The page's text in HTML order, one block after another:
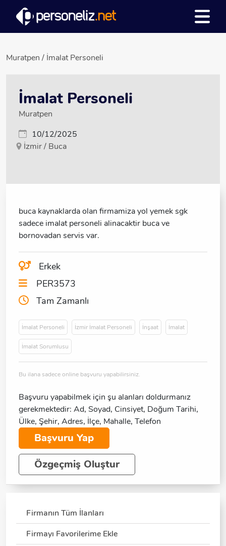
Muratpen / İmalat Personeli
İmalat Personeli
Muratpen
10/12/2025
İzmir / Buca
buca kaynaklarda olan firmamiza yol yemek sgk
sadece imalat personeli alinacaktir buca ve
Erkek
PER3573
Tam Zamanlı
İmalat Personeli İzmir İmalat Personeli İnşaat İmalat
İmalat Sorumlusu
Bu ilana sadece online başvuru yapabilirsiniz.
Başvuru yapabilmek için şu alanları doldurmanız
gerekmektedir: Ad, Soyad, Cinsiyet, Doğum Tarihi,
Ülke, Şehir, Adres, İlçe, Mahalle, Telefon
Başvuru Yap
Özgeçmiş Oluştur
Firmanın Tüm İlanları
Firmayı Favorilerime Ekle